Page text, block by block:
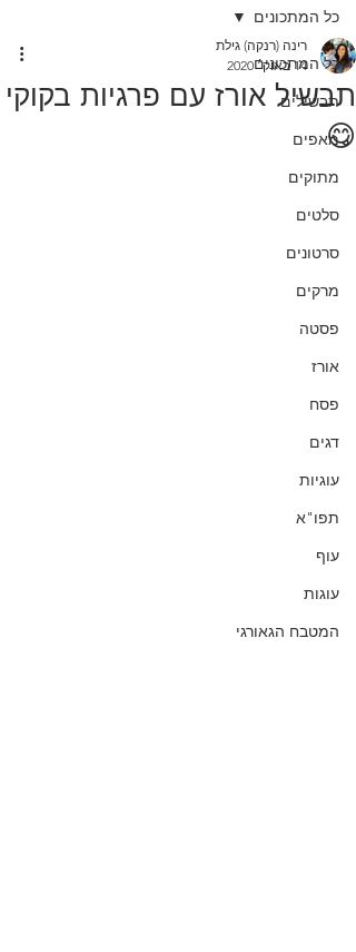
כל המתכונים
תבשילים
מאפים
מתוקים
סלטים
סרטונים
מרקים
פסטה
אורז
פסח
דגים
עוגיות
תפו"א
עוף
עוגות
המטבח הגאורגי
כל המתכונים
תבשיל אורז עם פרגיות בקוקי
😋
רינה (רנקה) גילת
14 באוק׳ 2020